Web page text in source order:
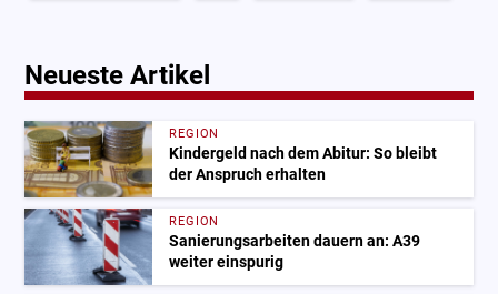
Neueste Artikel
REGION
Kindergeld nach dem Abitur: So bleibt
der Anspruch erhalten
REGION
Sanierungsarbeiten dauern an: A39
weiter einspurig